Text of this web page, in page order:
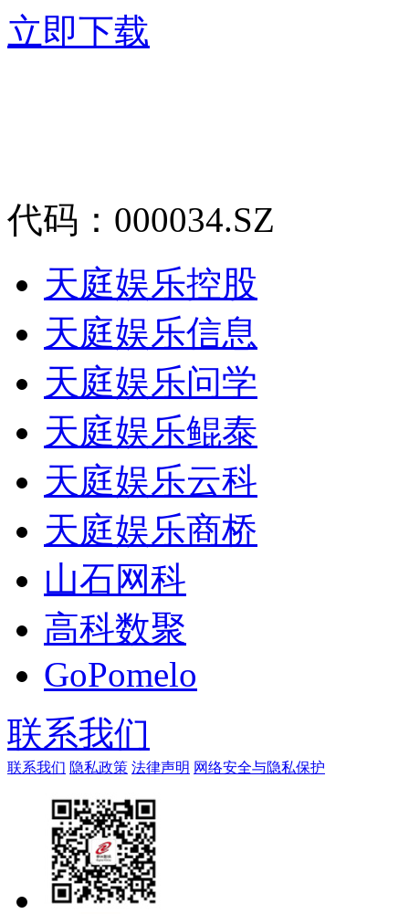
立即下载
代码：000034.SZ
天庭娱乐控股
天庭娱乐信息
天庭娱乐问学
天庭娱乐鲲泰
天庭娱乐云科
天庭娱乐商桥
山石网科
高科数聚
GoPomelo
联系我们
联系我们 隐私政策 法律声明 网络安全与隐私保护